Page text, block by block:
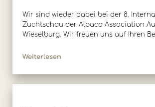
Wir sind wieder dabei bei der 8.
Zuchtschau der Alpaca Association
Wieselburg. Wir freuen uns auf Ihren
Weiterlesen